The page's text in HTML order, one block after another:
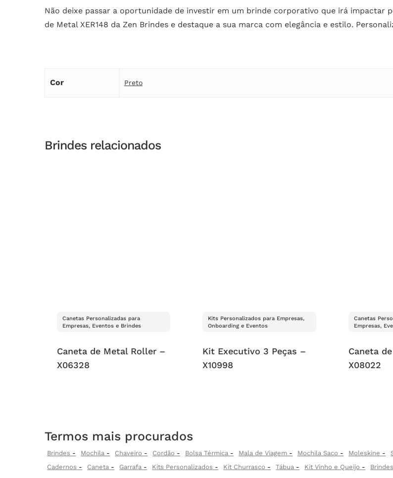
Não deixe passar a oportunidade de investir em um brinde corporativo que irá impactar
de Metal XER148 da Zen Brindes e destaque a sua marca com elegância e estilo.
Cor Preto
Brindes relacionados
Canetas Personalizadas para
Empresas, Eventos e Brindes
Caneta de Metal Roller –
X06328
Kits Personalizados para Empresas,
Onboarding e Eventos
Kit Executivo 3 Peças –
X10998
Canetas
Empresas,
Caneta
X08022
Termos mais procurados
Brindes Mochila Chaveiro Cordão Bolsa Térmica Mala de Viagem Mochila Saco Moleskine
Cadernos
Caneta Garrafa Kits Personalizados Kit Churrasco Tábua Kit Vinho e Queijo